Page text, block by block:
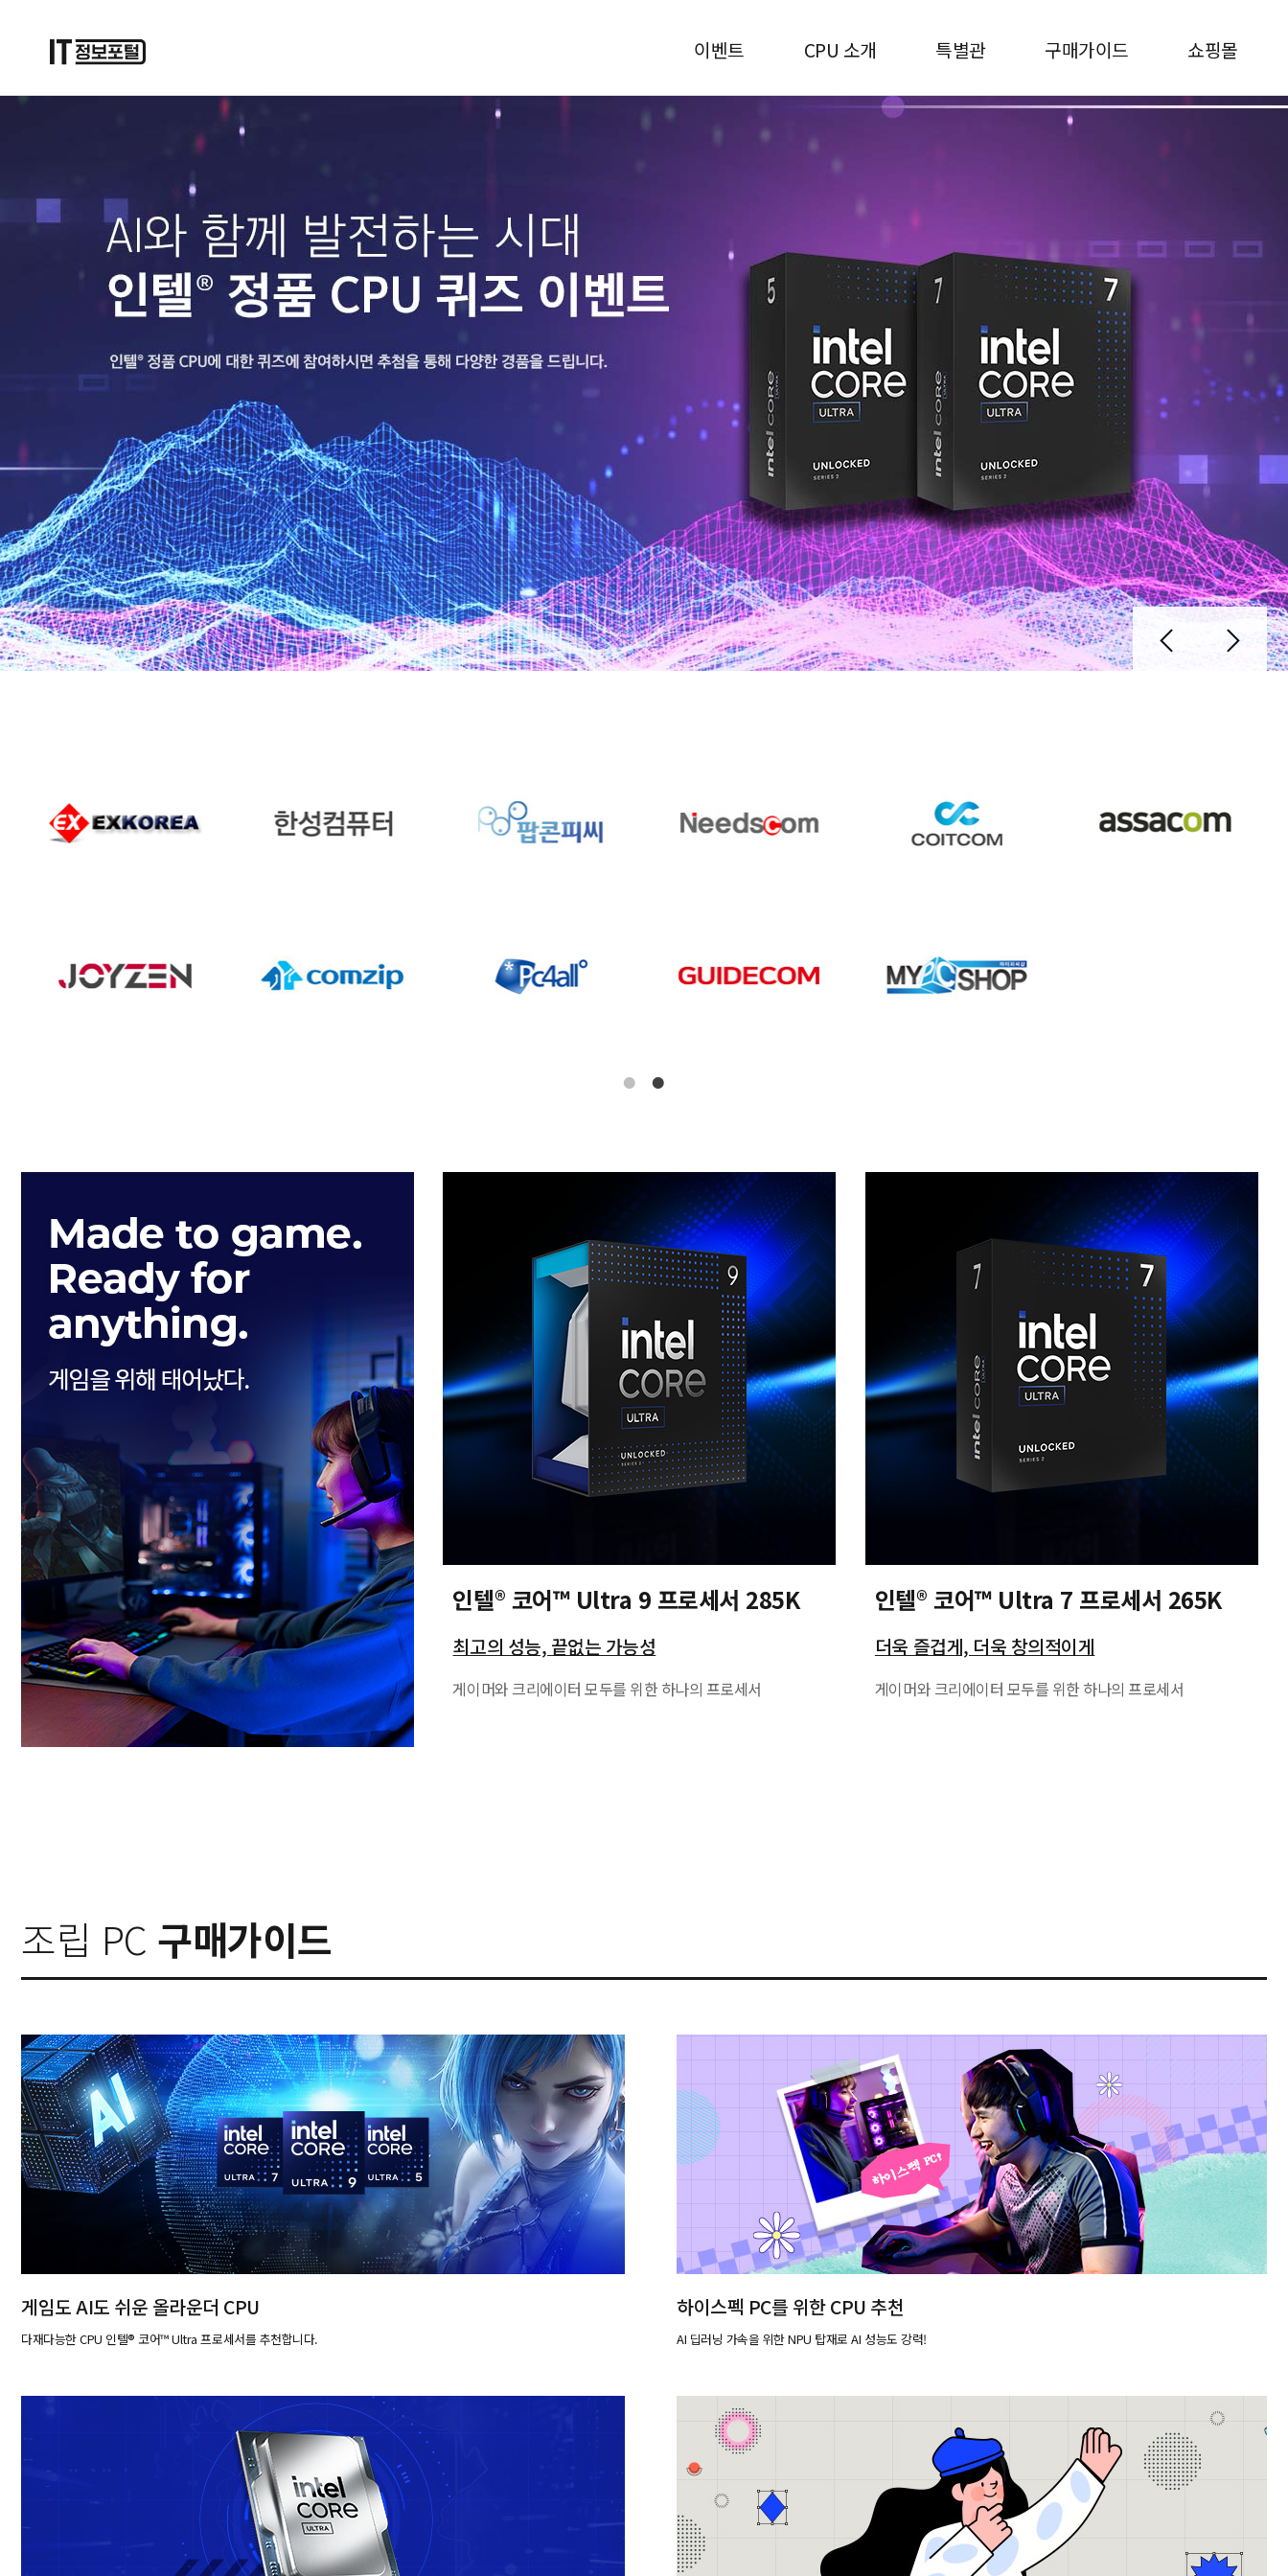
이벤트 CPU 소개 특별관 구매가이드 쇼핑몰
인텔® 코어™ Ultra 9 프로세서 285K
최고의 성능, 끝없는 가능성
게이머와 크리에이터 모두를 위한 하나의 프로세서
인텔® 코어™ Ultra 7 프로세서 265K
더욱 즐겁게, 더욱 창의적이게
게이머와 크리에이터 모두를 위한 하나의 프로세서
조립 PC 구매가이드
게임도 AI도 쉬운 올라운더 CPU
다재다능한 CPU 인텔® 코어™ Ultra 프로세서를 추천합니다.
하이스펙 PC를 위한 CPU 추천
AI 딥러닝 가속을 위한 NPU 탑재로 AI 성능도 강력!